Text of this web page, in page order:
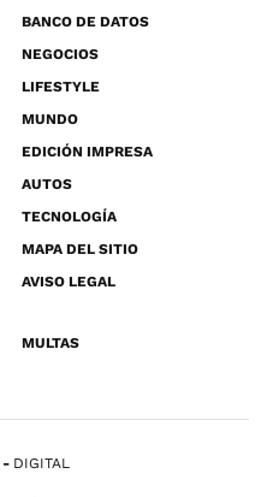
BANCO DE DATOS
NEGOCIOS
LIFESTYLE
MUNDO
EDICIÓN IMPRESA
AUTOS
TECNOLOGÍA
MAPA DEL SITIO
AVISO LEGAL
MULTAS
DIGITAL